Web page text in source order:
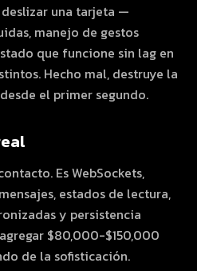
una tarjeta —
manejo de gestos
que funcione sin lag en
Hecho mal, destruye la
el primer segundo.
Es WebSockets,
estados de lectura,
y persistencia
$80,000-$150,000
de la sofisticación.